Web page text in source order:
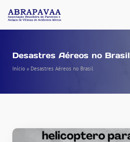
Desastres Aéreos no Brasil
Início » Desastres Aéreos no Brasil